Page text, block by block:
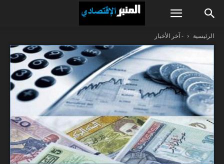
الرئيسية - آخر الأخبار